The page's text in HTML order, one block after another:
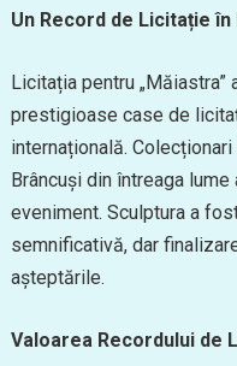
Un Record de Licitație în
Licitația pentru „Măiastra”
prestigioase case de
internațională.
Brâncuși din întreaga
eveniment. Sculptura a
semnificativă, dar
așteptările.
Valoarea Recordului de